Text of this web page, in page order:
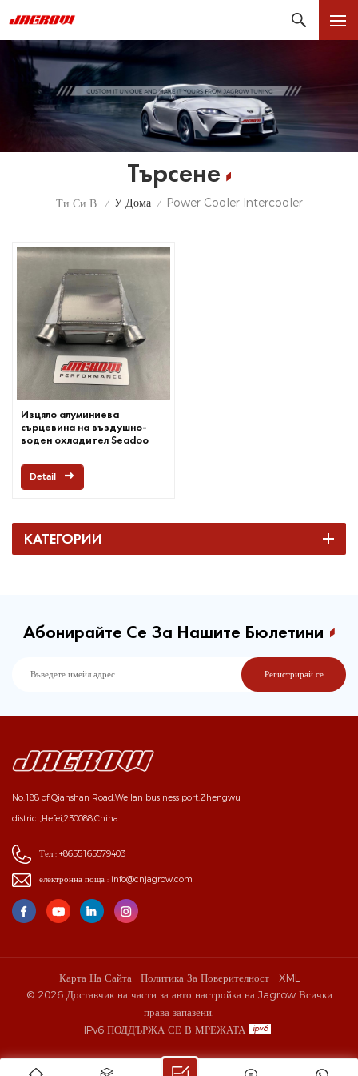
Търсене
Ти Си В: / У Дома / Power Cooler Intercooler
Изцяло алуминиева
сърцевина на въздушно-
воден охладител Seadoo
Detail
КАТЕГОРИИ
Абонирайте Се За Нашите Бюлетини
No.188 of Qianshan Road,Weilan business port,Zhengwu
district,Hefei,230088,China
Тел : +8655165579403
електронна поща : info@cnjagrow.com
Карта На Сайта Политика За Поверителност
XML
© 2026 Доставчик на части за авто настройка на Jagrow Всички
права запазени.
IPv6 ПОДДЪРЖА СЕ В МРЕЖАТА